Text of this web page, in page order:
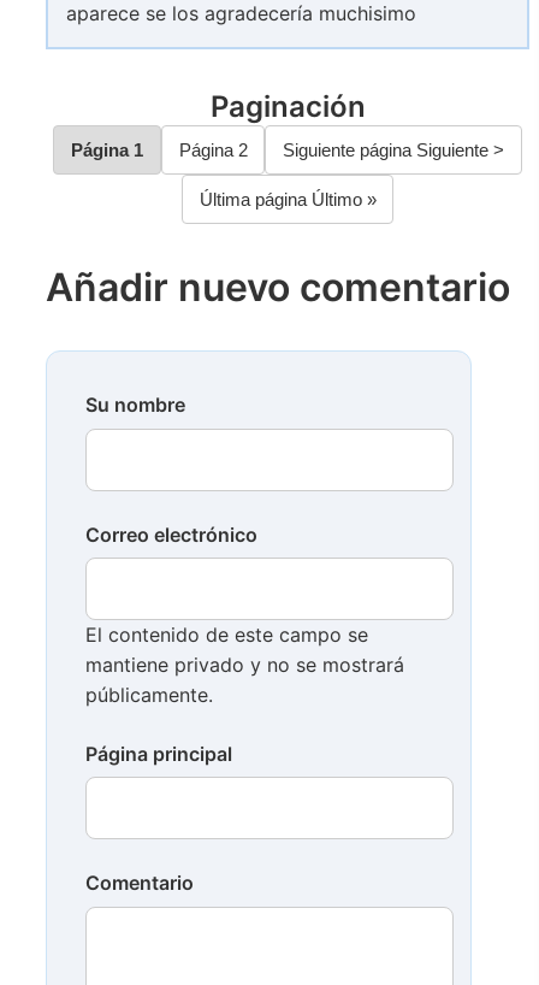
aparece se los agradecería muchisimo
Paginación
Página 1 Página 2 Siguiente página Siguiente >
Última página Último »
Añadir nuevo comentario
Su nombre
Correo electrónico
El contenido de este campo se
mantiene privado y no se mostrará
públicamente.
Página principal
Comentario